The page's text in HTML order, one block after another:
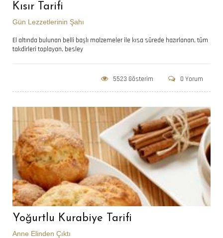
Kısır Tarifi
Gün Lezzetlerinin Şahı
El altında bulunan belli başlı malzemeler ile kısa sürede hazırlanan, tüm
takdirleri toplayan, besley
0 Yorum
5523 Gösterim
Yoğurtlu Kurabiye Tarifi
Anne Elinden Çıktı